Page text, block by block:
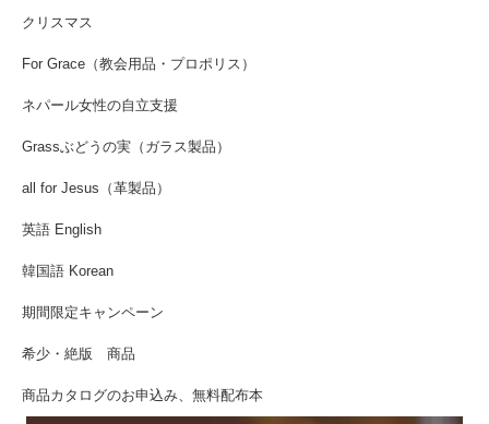
クリスマス
For Grace（教会用品・プロポリス）
ネパール女性の自立支援
Grassぶどうの実（ガラス製品）
all for Jesus（革製品）
英語 English
韓国語 Korean
期間限定キャンペーン
希少・絶版 商品
商品カタログのお申込み、無料配布本